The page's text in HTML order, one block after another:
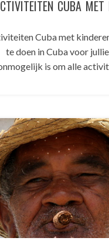
CUBA MET
Cuba met
te doen in Cuba voor
is om alle